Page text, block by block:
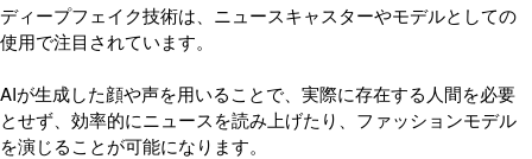
ディープフェイク技術は、ニュースキャスターやモデルとしての
使用で注目されています。
AIが生成した顔や声を用いることで、実際に存在する人間を必要
とせず、効率的にニュースを読み上げたり、ファッションモデル
を演じることが可能になります。